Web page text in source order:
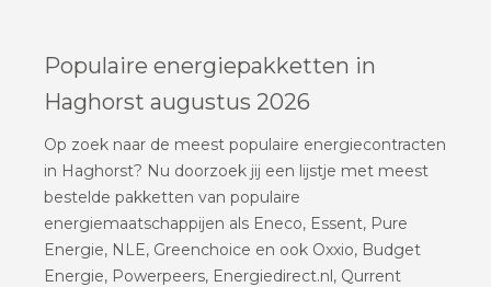
Populaire energiepakketten in
Haghorst augustus 2026
Op zoek naar de meest populaire energiecontracten
in Haghorst? Nu doorzoek jij een lijstje met meest
bestelde pakketten van populaire
energiemaatschappijen als Eneco, Essent, Pure
Energie, NLE, Greenchoice en ook Oxxio, Budget
Energie, Powerpeers, Energiedirect.nl, Qurrent